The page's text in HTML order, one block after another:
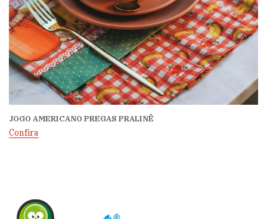
JOGO AMERICANO PREGAS PRALINÊ
Confira